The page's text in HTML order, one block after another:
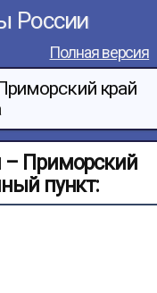
России
Полная версия
край
– Приморский
пункт: